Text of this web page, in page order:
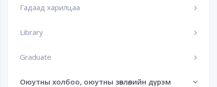
Гадаад харилцаа
Library
Graduate
Оюутны холбоо, оюутны зөвлөлийн дүрэм